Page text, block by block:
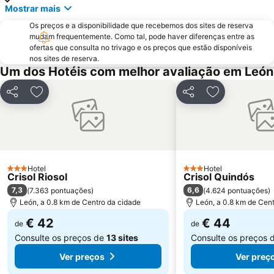
Mostrar mais
Os preços e a disponibilidade que recebemos dos sites de reserva
mudam frequentemente. Como tal, pode haver diferenças entre as
ofertas que consulta no trivago e os preços que estão disponíveis
nos sites de reserva.
Um dos Hotéis com melhor avaliação em León
PartilharAdicionar aos favoritos
3 Estrelas
Hotel
Crisol Riosol
7,3 (7.363 pontuações)
León, a 0.8 km de Centro da cidade
de € 42
Consulte os preços de 13 sites
Ver preços
PartilharAdicionar
3 Estrelas
Hotel
Crisol Quindós
6,6 (4.624 pontuações)
León, a 0.8 km de
de € 44
Consulte os preços
Ver